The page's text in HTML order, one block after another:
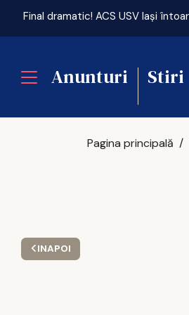
Anunturi Stiri
INAPOI
Pagina principală